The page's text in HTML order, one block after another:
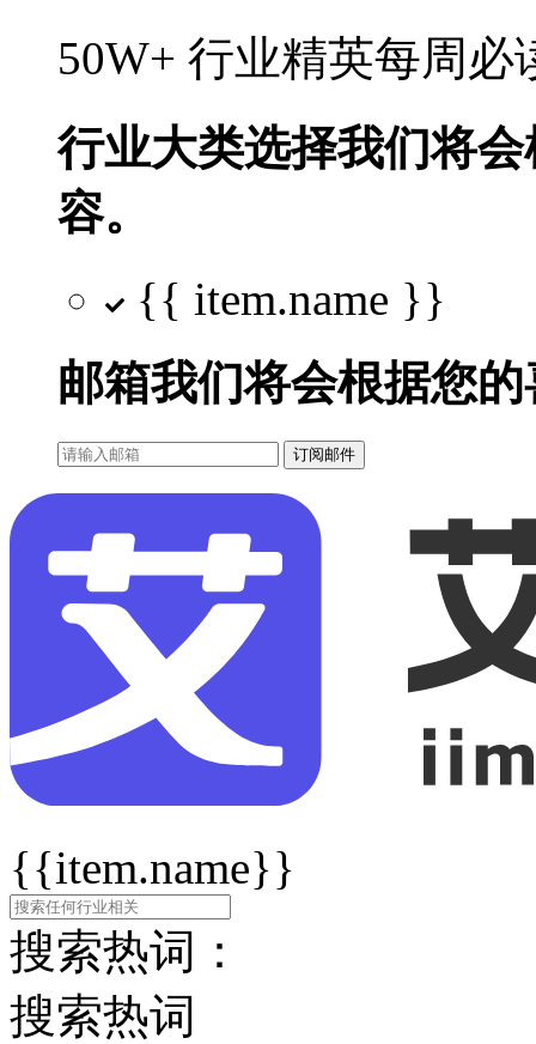
50W+ 行业精英每周
行业大类选择我们将
容。
{{ item.name }}
邮箱我们将会根据您
订阅邮件
{{item.name}}
搜索热词：
搜索热词